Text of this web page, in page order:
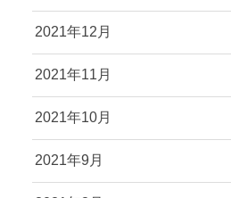
2021年12月
2021年11月
2021年10月
2021年9月